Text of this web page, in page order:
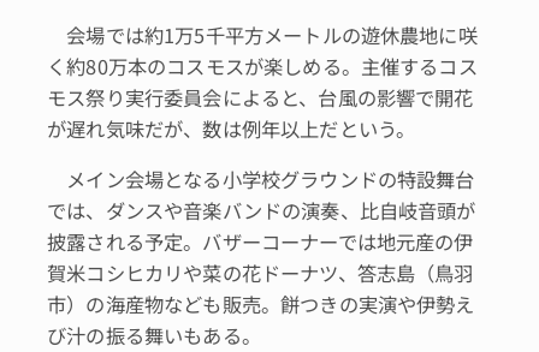
会場では約1万5千平方メートルの遊休農地に咲
く約80万本のコスモスが楽しめる。主催するコス
モス祭り実行委員会によると、台風の影響で開花
が遅れ気味だが、数は例年以上だという。
メイン会場となる小学校グラウンドの特設舞台
では、ダンスや音楽バンドの演奏、比自岐音頭が
披露される予定。バザーコーナーでは地元産の伊
賀米コシヒカリや菜の花ドーナツ、答志島（鳥羽
市）の海産物なども販売。餅つきの実演や伊勢え
び汁の振る舞いもある。